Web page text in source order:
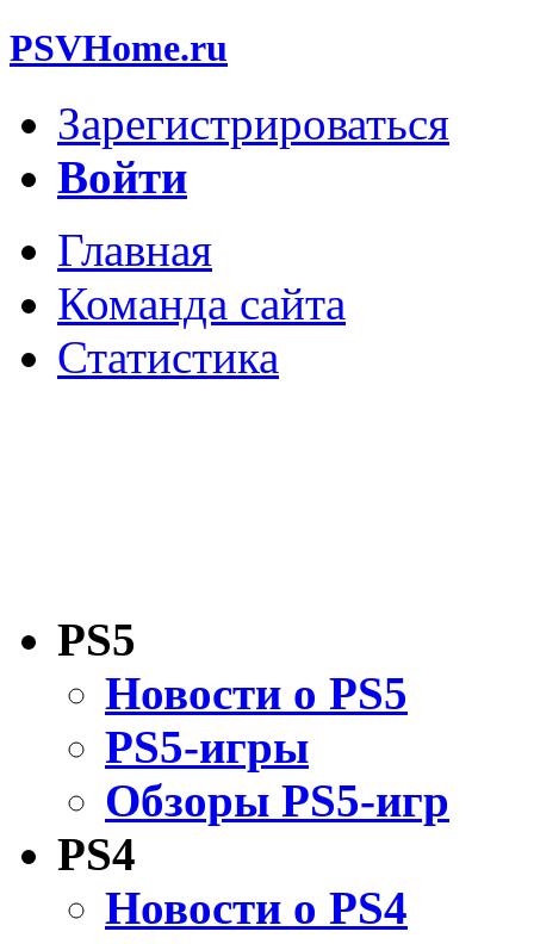
PSVHome.ru
Зарегистрироваться
Войти
Главная
Команда сайта
Статистика
PS5
Новости о PS5
PS5-игры
Обзоры PS5-игр
PS4
Новости о PS4